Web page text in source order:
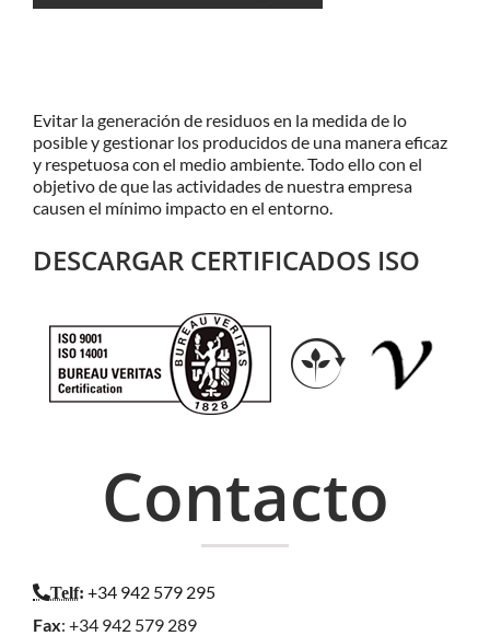
Evitar la generación de residuos en la medida de lo
posible y gestionar los producidos de una manera eficaz
y respetuosa con el medio ambiente. Todo ello con el
objetivo de que las actividades de nuestra empresa
causen el mínimo impacto en el entorno.
DESCARGAR CERTIFICADOS ISO
Contacto
Telf: +34 942 579 295
Fax: +34 942 579 289